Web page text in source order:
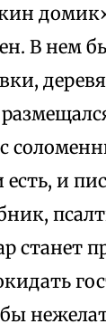
В нем
и
станет
бы